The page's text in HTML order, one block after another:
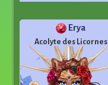
Erya
Acolyte des Licornes